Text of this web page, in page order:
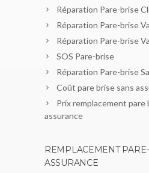
Réparation Pare-brise
Réparation Pare-brise
Réparation Pare-brise
SOS Pare-brise
Réparation Pare-brise
Coût pare brise sans
Prix remplacement pare
assurance
REMPLACEMENT
ASSURANCE